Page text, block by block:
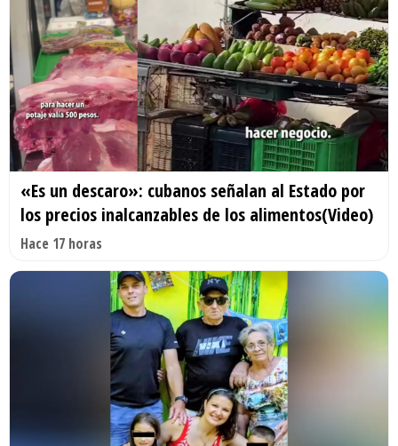
«Es un descaro»: cubanos señalan al Estado por
los precios inalcanzables de los alimentos(Video)
Hace 17 horas